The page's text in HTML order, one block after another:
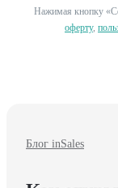
Нажимая кнопку
оферту,
Блог inSales